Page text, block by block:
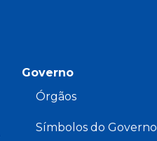
Governo
Órgãos
Símbolos do Governo